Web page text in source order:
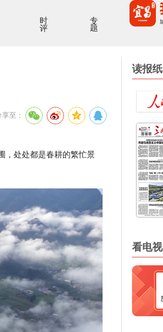
时评 专题
至：
，处处都是春耕的繁忙景
读报纸
看电视